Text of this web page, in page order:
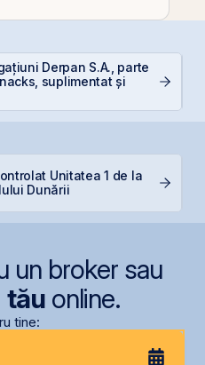
Derpan S.A., parte
suplimentat și
Unitatea 1 de la
Dunării
un broker sau
tăuonline.
tine: